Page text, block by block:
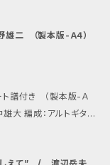
二 （製本版-Ａ４）
譜付き （製本版-Ａ
大 編成：アルトギター